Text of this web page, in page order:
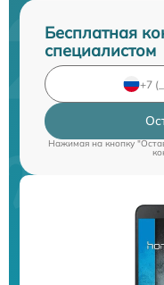
Бесплатная
специалистом
Нажимая на кнопку